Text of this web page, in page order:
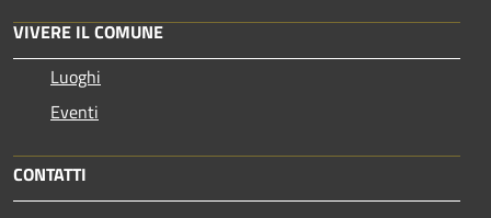
VIVERE IL COMUNE
Luoghi
Eventi
CONTATTI